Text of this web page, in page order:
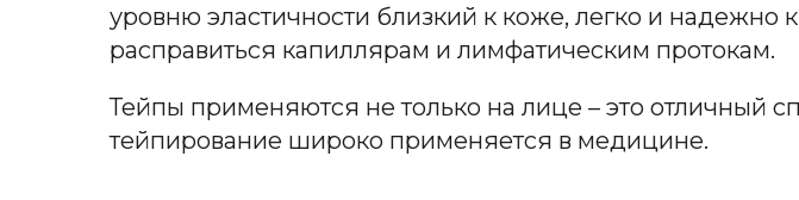
уровню эластичности близкий к коже, легко и
расправиться капиллярам и лимфатическим протокам.
Тейпы применяются не только на лице – это отличный
тейпирование широко применяется в медицине.